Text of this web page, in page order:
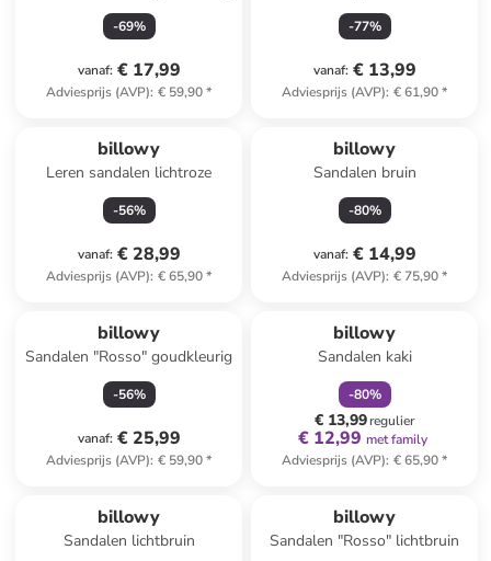
-69%
vanaf: € 17,99
Adviesprijs (AVP): € 59,90*
-77%
vanaf: € 13,99
Adviesprijs (AVP): € 61,90*
billowy
Leren sandalen lichtroze
-56%
vanaf: € 28,99
Adviesprijs (AVP): € 65,90*
billowy
Sandalen bruin
-80%
vanaf: € 14,99
Adviesprijs (AVP): € 75,90*
billowy
Sandalen "Rosso" goudkleurig
-56%
vanaf: € 25,99
Adviesprijs (AVP): € 59,90*
billowy
Sandalen kaki
-80%
€ 13,99regulier
€ 12,99 met family
Adviesprijs (AVP): € 65,90*
billowy
Sandalen lichtbruin
billowy
Sandalen "Rosso" lichtbruin